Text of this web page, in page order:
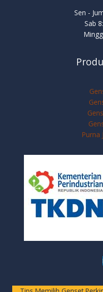
Sen -
Sab
Purna